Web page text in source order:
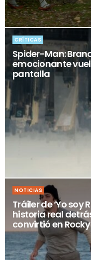
CRÍTICAS
Spider-Man:
emocionante
pantalla
NOTICIAS
Tráiler de ‘Yo soy
historia real
convirtió en Rocky